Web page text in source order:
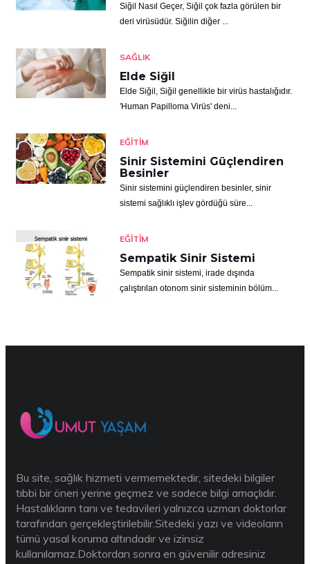
Siğil Nasıl Geçer, Siğil çok fazla görülen bir
deri virüsüdür. Siğilin diğer ...
SAĞLIK
Elde Siğil
Elde Siğil, Siğil genellikle bir virüs hastalığıdır.
'Human Papilloma Virüs' deni...
EĞITIM
Sinir Sistemini Güçlendiren
Besinler
Sinir sistemini güçlendiren besinler, sinir
sistemi sağlıklı işlev gördüğü süre...
EĞITIM
Sempatik Sinir Sistemi
Sempatik sinir sistemi, irade dışında
çalıştırılan otonom sinir sisteminin bölüm...
Bu site, sağlık hizmeti vermemektedir, sitedeki bilgiler
tıbbi bir öneri yerine geçmez ve sadece bilgi amaçlıdır.
Hastalıkların tanı ve tedavileri yalnızca uzman doktorlar
tarafından gerçekleştirilebilir.Sitedeki yazı ve videoların
tümü yasal koruma altındadır ve izinsiz
kullanılamaz.Doktordan sonra en güvenilir adresiniz